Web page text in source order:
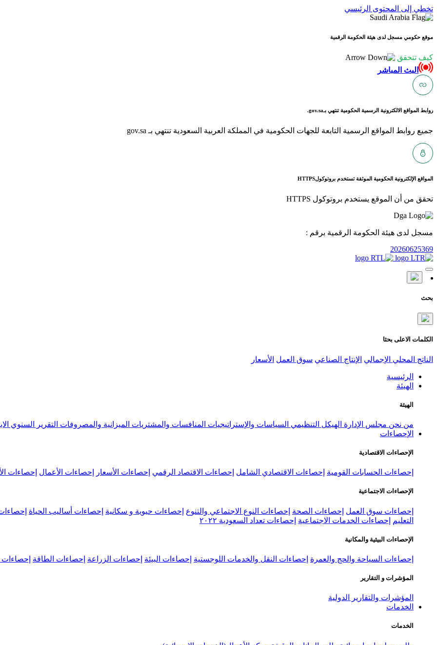
تخطي إلى المحتوى الرئيسي
موقع حكومي مسجل لدى هيئة الحكومة الرقمية
كيف تتحقق
البث المباشر
روابط المواقع الالكترونية الرسمية الحكومية تنتهي بـgov.sa.
جميع روابط المواقع الرسمية التابعة للجهات الحكومية في المملكة العربية السعودية تنتهي بـ gov.sa
المواقع الإلكترونية الحكومية الموثقة تستخدم بروتوكولHTTPS
تحقق من أن الموقع يستخدم بروتوكول HTTPS
مسجل لدى هيئة الحكومة الرقمية برقم :
20260625369
بحث
الكلمات الاعلى بحثا
الناتج المحلي الإجمالي الإنتاج الصناعي سوق العمل الأسعار
الرئيسية
الهيئة
الهيئة
من نحن مجلس الإدارة الهيكل التنظيمي السياسات والإستراتيجيات المنافسات والمشتريات الميزانية والمصروفات التقرير السنوي
الإحصاءات
الإحصاءات الاقتصادية
إحصاءات الحسابات القومية إحصاءات الاقتصادي الشامل إحصاءات الاقتصاد الرقمي إحصاءات الأسعار إحصاءات الأعمال إحصاءات
الإحصاءات الاجتماعية
إحصاءات سوق العمل إحصاءات الصحة إحصاءات النوع الاجتماعي والتنوع إحصاءات حيوية و سكانية إحصاءات أساليب الحياة
التعليم
إحصاءات الخدمات الاجتماعية إحصاءات تعداد السعودية ٢٠٢٢
الإحصاءات البيئية والمكانية
إحصاءات السياحة والحج والعمرة إحصاءات النقل والخدمات اللوجستية إحصاءات البيئة إحصاءات الزراعة إحصاءات الطاقة إحصاءات
المؤشرات و التقارير
المؤشرات والتقارير الدولية
الخدمات
الخدمات